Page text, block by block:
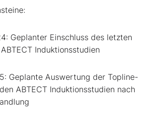
Geplanter Einschluss des letzten
Induktionsstudien
Geplante Auswertung der Topline-
ABTECT Induktionsstudien nach